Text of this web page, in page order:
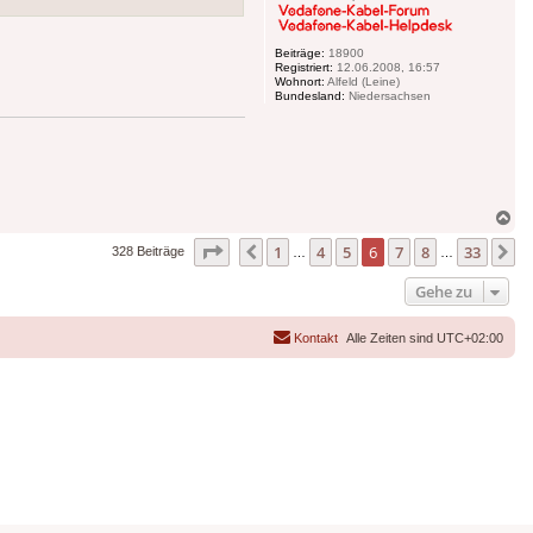
Beiträge: 18900
Registriert: 12.06.2008, 16:57
Wohnort: Alfeld (Leine)
Bundesland: Niedersachsen
328 Beiträge Seite von 33
Vorherige
1 4 5 6 7 8 33
Gehe zu
Alle Zeiten sind UTC+02:00
Kontakt